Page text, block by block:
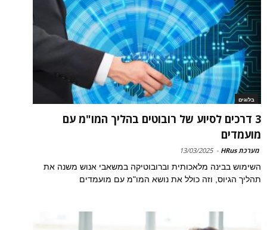
בלוגים
3 דרכים לסיוע של רובוטים בהליך המו"מ עם
מועמדים
מערכת HRus -
13/03/2025
השימוש בבינה מלאכותית וברובוטיקה במשאבי אנוש משנה את
תהליך הגיוס, וזה כולל את נושא המו"מ עם מועמדים